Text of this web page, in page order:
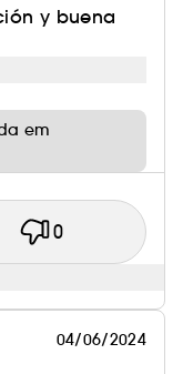
Avaliado por
da pele
y buena
em
0
04/06/2024